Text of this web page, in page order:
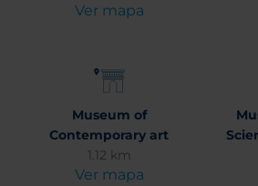
Ver mapa
Museum of
Contemporary art
1.12 km
Ver mapa